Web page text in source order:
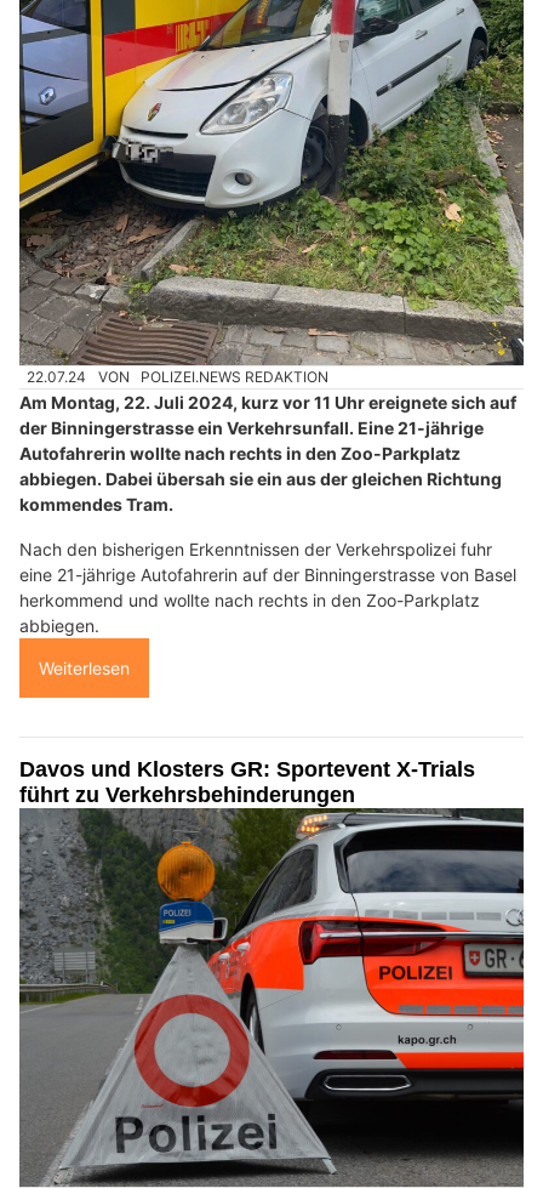
22.07.24 VON POLIZEI.NEWS REDAKTION
Am Montag, 22. Juli 2024, kurz vor 11 Uhr ereignete sich auf
der Binningerstrasse ein Verkehrsunfall. Eine 21-jährige
Autofahrerin wollte nach rechts in den Zoo-Parkplatz
abbiegen. Dabei übersah sie ein aus der gleichen Richtung
kommendes Tram.
Nach den bisherigen Erkenntnissen der Verkehrspolizei fuhr
eine 21-jährige Autofahrerin auf der Binningerstrasse von Basel
herkommend und wollte nach rechts in den Zoo-Parkplatz
abbiegen.
Weiterlesen
Davos und Klosters GR: Sportevent X-Trials
führt zu Verkehrsbehinderungen